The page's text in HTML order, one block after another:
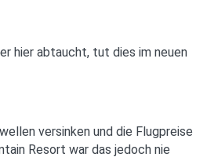
hier abtaucht, tut dies im neuen
versinken und die Flugpreise
Resort war das jedoch nie